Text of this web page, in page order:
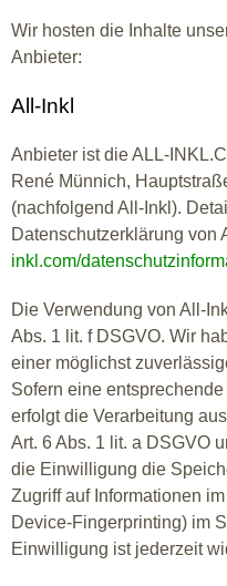
Wir hosten die Inhalte
Anbieter:
All-Inkl
Anbieter ist die ALL-
René Münnich,
(nachfolgend All-Inkl).
Datenschutzerklärung von
inkl.com/
Die Verwendung von All-
Abs. 1 lit. f DSGVO. Wir
einer möglichst
Sofern eine
erfolgt die Verarbeitung
Art. 6 Abs. 1 lit. a DSGVO
die Einwilligung die
Zugriff auf Informationen
Device-Fingerprinting) im
Einwilligung ist jederzeit